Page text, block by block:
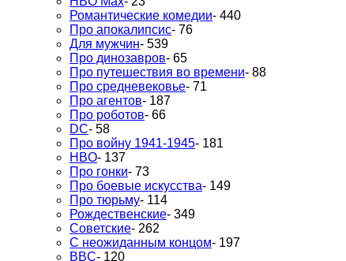
Романтические комедии- 440
Про апокалипсис- 76
Для мужчин- 539
Про динозавров- 65
Про путешествия во времени- 88
Про средневековье- 71
Про агентов- 187
Про роботов- 66
DC- 58
Про войну 1941-1945- 181
HBO- 137
Про гонки- 73
Про боевые искусства- 149
Про тюрьму- 114
Рождественские- 349
Советские- 262
С неожиданным концом- 197
BBC- 120